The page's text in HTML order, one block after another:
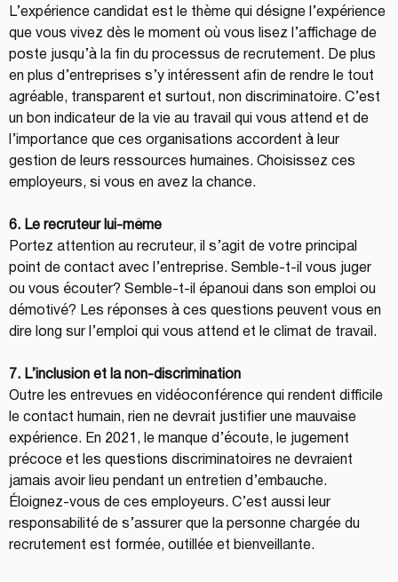
L’expérience candidat est le thème qui désigne l’expérience
que vous vivez dès le moment où vous lisez l’affichage de
poste jusqu’à la fin du processus de recrutement. De plus
en plus d’entreprises s’y intéressent afin de rendre le tout
agréable, transparent et surtout, non discriminatoire. C’est
un bon indicateur de la vie au travail qui vous attend et de
l’importance que ces organisations accordent à leur
gestion de leurs ressources humaines. Choisissez ces
employeurs, si vous en avez la chance.
6. Le recruteur lui-même
Portez attention au recruteur, il s’agit de votre principal
point de contact avec l’entreprise. Semble-t-il vous juger
ou vous écouter? Semble-t-il épanoui dans son emploi ou
démotivé? Les réponses à ces questions peuvent vous en
dire long sur l’emploi qui vous attend et le climat de travail.
7. L’inclusion et la non-discrimination
Outre les entrevues en vidéoconférence qui rendent difficile
le contact humain, rien ne devrait justifier une mauvaise
expérience. En 2021, le manque d’écoute, le jugement
précoce et les questions discriminatoires ne devraient
jamais avoir lieu pendant un entretien d’embauche.
Éloignez-vous de ces employeurs. C’est aussi leur
responsabilité de s’assurer que la personne chargée du
recrutement est formée, outillée et bienveillante.